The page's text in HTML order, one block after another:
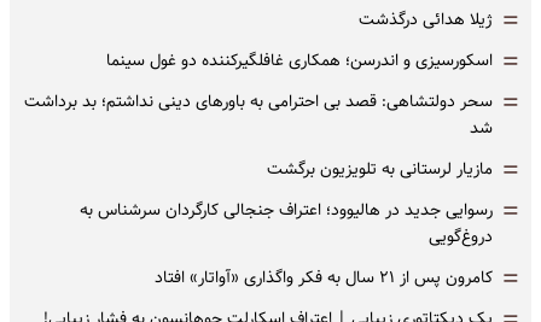
= ژیلا هدائی درگذشت
= اسکورسیزی و اندرسن؛ همکاری غافلگیرکننده دو غول سینما
= سحر دولتشاهی: قصد بی احترامی به باورهای دینی نداشتم؛ بد برداشت
شد
= مازیار لرستانی به تلویزیون برگشت
= رسوایی جدید در هالیوود؛ اعتراف جنجالی کارگردان سرشناس به
دروغ‌گویی
= کامرون پس از ۲۱ سال به فکر واگذاری «آواتار» افتاد